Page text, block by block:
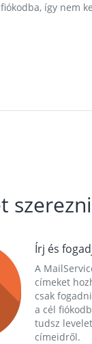
így nem
Írj és
A
címeket
csak
a cél
tudsz
címeidről.